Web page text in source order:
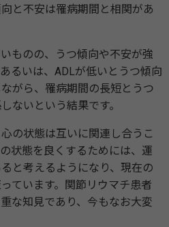
と不安は罹病期間と相関があ
ものの、うつ傾向や不安が強
るいは、ADLが低いとうつ傾向
がら、罹病期間の長短とうつ
ないという結果です。
の状態は互いに関連し合うこ
状態を良くするためには、運
と考えるようになり、現在の
ています。関節リウマチ患者
な知見であり、今もなお大変